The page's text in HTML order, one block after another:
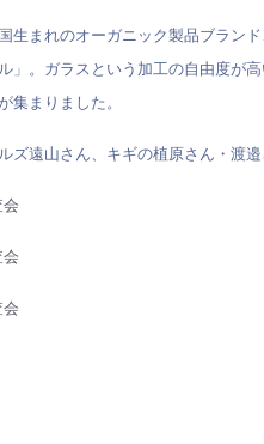
生まれのオーガニック製品ブラン
」。ガラスという加工の自由度が
集まりました。
ズ遠山さん、キギの植原さん・渡